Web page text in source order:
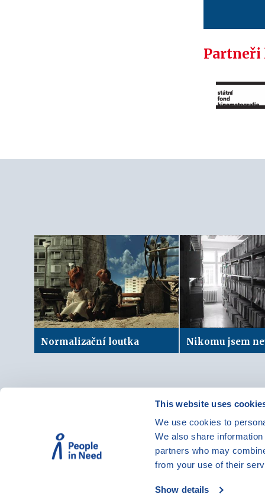
This website uses
We use cookies to
We also share
partners who may
from your use of their
Show details
Partneři
Normalizační loutka Nikomu jsem
© Vzdělávací program JSNS
Člověk v tísni, o. p. s.